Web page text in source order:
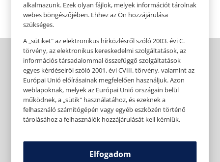
alkalmazunk. Ezek olyan fájlok, melyek információt tárolnak
webes böngészőjében. Ehhez az Ön hozzájárulása
szükséges.
A „sütiket" az elektronikus hírközlésről szóló 2003. évi C.
törvény, az elektronikus kereskedelmi szolgáltatások, az
információs társadalommal összefüggő szolgáltatások
egyes kérdéseiről szóló 2001. évi CVIII. törvény, valamint az
Európai Unió előírásainak megfelelően használjuk. Azon
weblapoknak, melyek az Európai Unió országain belül
működnek, a „sütik" használatához, és ezeknek a
felhasználó számítógépén vagy egyéb eszközén történő
tárolásához a felhasználók hozzájárulását kell kérniük.
Elfogadom